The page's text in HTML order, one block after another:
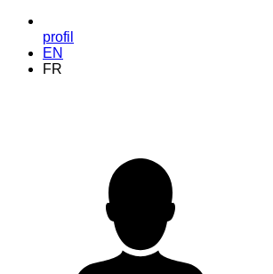
profil
EN
FR